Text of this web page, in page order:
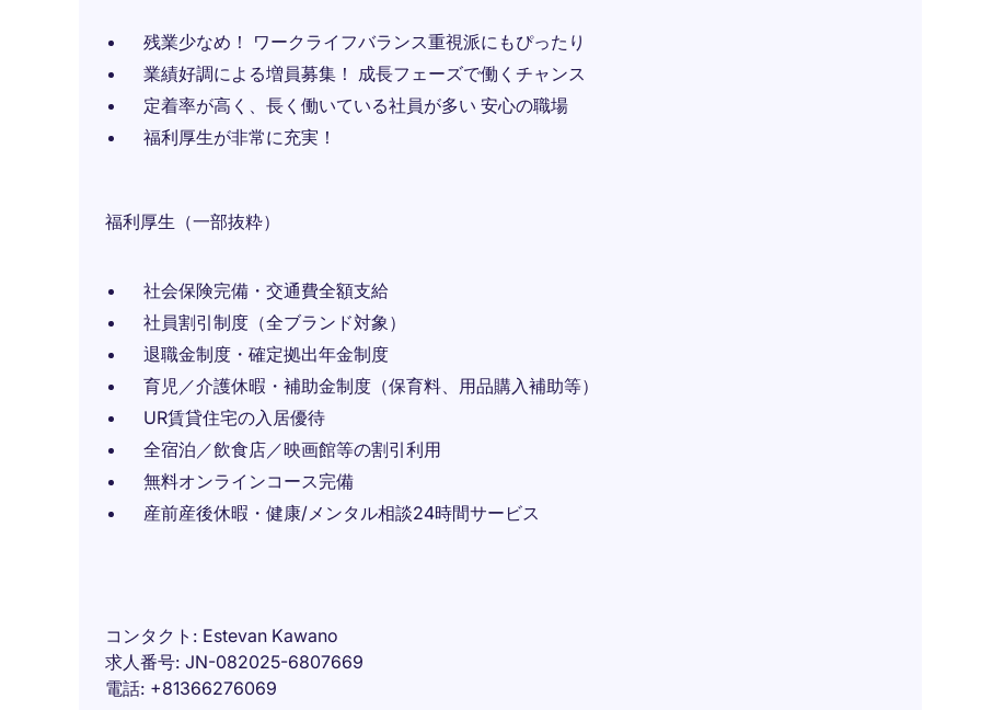
残業少なめ！ ワークライフバランス重視派にもぴったり
業績好調による増員募集！ 成長フェーズで働くチャンス
定着率が高く、長く働いている社員が多い 安心の職場
福利厚生が非常に充実！
福利厚生（一部抜粋）
社会保険完備・交通費全額支給
社員割引制度（全ブランド対象）
退職金制度・確定拠出年金制度
育児／介護休暇・補助金制度（保育料、用品購入補助等）
UR賃貸住宅の入居優待
全宿泊／飲食店／映画館等の割引利用
無料オンラインコース完備
産前産後休暇・健康/メンタル相談24時間サービス
コンタクト
Estevan Kawano
求人番号 JN-082025-6807669
電話 +81366276069